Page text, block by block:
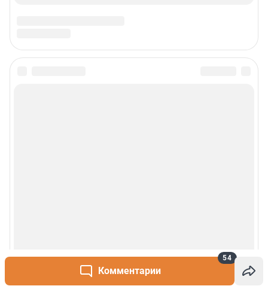
Комментарии
54